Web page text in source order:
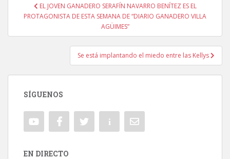
Navegación de entradas
EL JOVEN GANADERO SERAFÍN NAVARRO BENÍTEZ ES EL
PROTAGONISTA DE ESTA SEMANA DE “DIARIO GANADERO VILLA
AGÜIMES”
Se está implantando el miedo entre las Kellys
SÍGUENOS
EN DIRECTO